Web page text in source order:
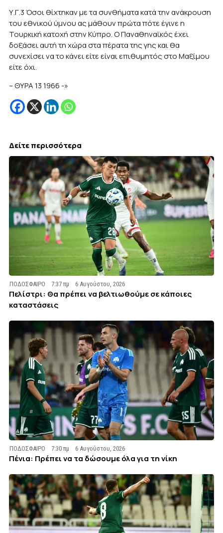
Υ.Γ.3 Όσοι θίχτηκαν με τα συνθήματα κατά την ανάκρουση
του εθνικού ύμνου ας μάθουν πρώτα πότε έγινε η
Τουρκική κατοχή στην Κύπρο. Ο Παναθηναϊκός έχει
δοξάσει αυτή τη χώρα στα πέρατα της γης και θα
συνεχίσει να το κάνει είτε είναι επιθυμητός στο Μαξίμου
είτε όχι.
– ΘΥΡΑ 13 1966 -»
Δείτε περισσότερα
ΠΟΔΟΣΦΑΙΡΟ 7:37 πμ 6 Αυγούστου, 2026
Πελίστρι: Θα πρέπει να βελτιωθούμε σε κάποιες
καταστάσεις
ΠΟΔΟΣΦΑΙΡΟ 7:30 πμ 6 Αυγούστου, 2026
Πένια: Πρέπει να τα δώσουμε όλα για τη νίκη